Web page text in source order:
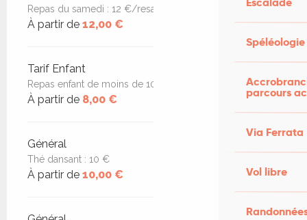
Spéléologie
parcours
Via Ferrata
Vol libre
Repas du samedi : 12 €/resa au 06 81 57 21 10
À partir de 12,00 €
Tarif Enfant
Repas enfant de moins de 10 ans : 8 €
À partir de 8,00 €
Général
Thé dansant : 10 €
À partir de 10,00 €